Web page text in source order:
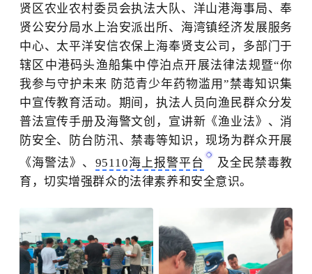
贤区农业农村委员会执法大队、洋山港海事局、奉
贤公安分局水上治安派出所、海湾镇经济发展服务
中心、太平洋安信农保上海奉贤支公司，多部门于
辖区中港码头渔船集中停泊点开展法律法规暨“你
我参与守护未来 防范青少年药物滥用”禁毒知识集
中宣传教育活动。期间，执法人员向渔民群众分发
普法宣传手册及海警文创，宣讲新《渔业法》、消
防安全、防台防汛、禁毒等知识，现场为群众开展
《海警法》、 95110海上报警平台
及全民禁毒教
育，切实增强群众的法律素养和安全意识。